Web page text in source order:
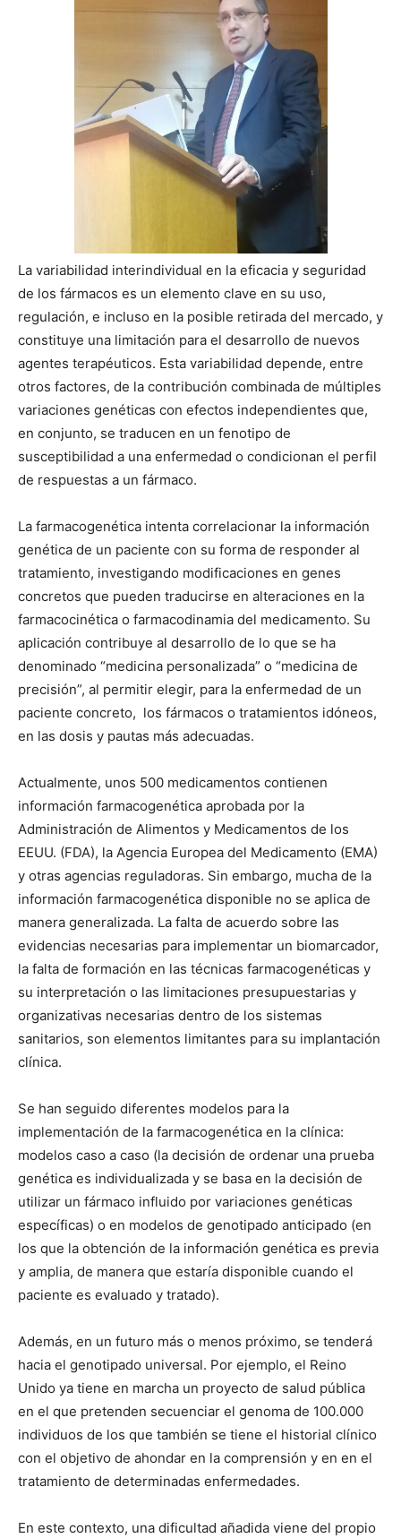
La variabilidad interindividual en la eficacia y seguridad
de los fármacos es un elemento clave en su uso,
regulación, e incluso en la posible retirada del mercado, y
constituye una limitación para el desarrollo de nuevos
agentes terapéuticos. Esta variabilidad depende, entre
otros factores, de la contribución combinada de múltiples
variaciones genéticas con efectos independientes que,
en conjunto, se traducen en un fenotipo de
susceptibilidad a una enfermedad o condicionan el perfil
de respuestas a un fármaco.
La farmacogenética intenta correlacionar la información
genética de un paciente con su forma de responder al
tratamiento, investigando modificaciones en genes
concretos que pueden traducirse en alteraciones en la
farmacocinética o farmacodinamia del medicamento. Su
aplicación contribuye al desarrollo de lo que se ha
denominado “medicina personalizada” o “medicina de
precisión”, al permitir elegir, para la enfermedad de un
paciente concreto, los fármacos o tratamientos idóneos,
en las dosis y pautas más adecuadas.
Actualmente, unos 500 medicamentos contienen
información farmacogenética aprobada por la
Administración de Alimentos y Medicamentos de los
EEUU. (FDA), la Agencia Europea del Medicamento (EMA)
y otras agencias reguladoras. Sin embargo, mucha de la
información farmacogenética disponible no se aplica de
manera generalizada. La falta de acuerdo sobre las
evidencias necesarias para implementar un biomarcador,
la falta de formación en las técnicas farmacogenéticas y
su interpretación o las limitaciones presupuestarias y
organizativas necesarias dentro de los sistemas
sanitarios, son elementos limitantes para su implantación
clínica.
Se han seguido diferentes modelos para la
implementación de la farmacogenética en la clínica:
modelos caso a caso (la decisión de ordenar una prueba
genética es individualizada y se basa en la decisión de
utilizar un fármaco influido por variaciones genéticas
específicas) o en modelos de genotipado anticipado (en
los que la obtención de la información genética es previa
y amplia, de manera que estaría disponible cuando el
paciente es evaluado y tratado).
Además, en un futuro más o menos próximo, se tenderá
hacia el genotipado universal. Por ejemplo, el Reino
Unido ya tiene en marcha un proyecto de salud pública
en el que pretenden secuenciar el genoma de 100.000
individuos de los que también se tiene el historial clínico
con el objetivo de ahondar en la comprensión y en en el
tratamiento de determinadas enfermedades.
En este contexto, una dificultad añadida viene del propio